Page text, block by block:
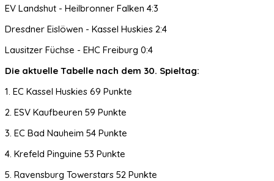
EV Landshut - Heilbronner Falken 4:3
Dresdner Eislöwen - Kassel Huskies 2:4
Lausitzer Füchse - EHC Freiburg 0:4
Die aktuelle Tabelle nach dem 30. Spieltag:
1. EC Kassel Huskies 69 Punkte
2. ESV Kaufbeuren 59 Punkte
3. EC Bad Nauheim 54 Punkte
4. Krefeld Pinguine 53 Punkte
5. Ravensburg Towerstars 52 Punkte